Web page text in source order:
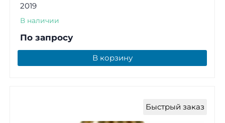
2019
В наличии
По запросу
В корзину
Быстрый заказ